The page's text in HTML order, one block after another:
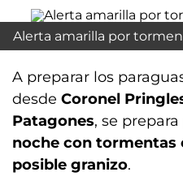
Alerta amarilla por
A preparar los
desde Coronel
Patagones, se
noche con tormentas
posible granizo.